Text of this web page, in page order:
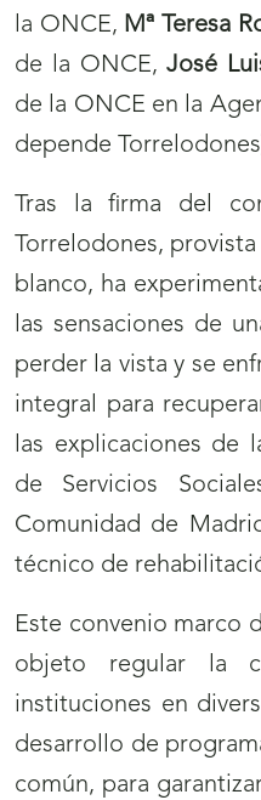
la ONCE, Mª Teresa
de la ONCE,José
de la ONCE en la
depende
Tras la firma del
Torrelodones,
blanco, ha
las sensaciones de
perder la vista y se
integral para
las explicaciones de
de Servicios
Comunidad de
técnico de
Este convenio marco
objeto regular la
instituciones en
desarrollo de
común, para